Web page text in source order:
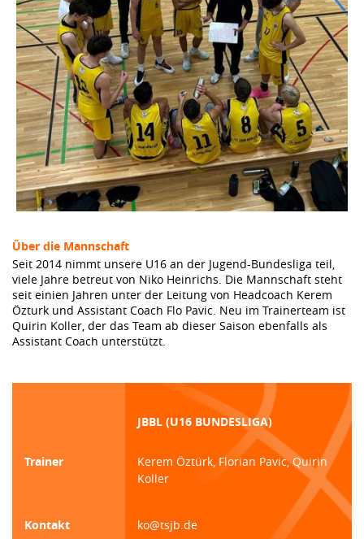
Über die Mannschaft
Seit 2014 nimmt unsere U16 an der Jugend-Bundesliga teil,
viele Jahre betreut von Niko Heinrichs. Die Mannschaft steht
seit einien Jahren unter der Leitung von Headcoach Kerem
Özturk und Assistant Coach Flo Pavic. Neu im Trainerteam ist
Quirin Koller, der das Team ab dieser Saison ebenfalls als
Assistant Coach unterstützt.
JBBL (U16 BUNDESLIGA)
Trainer
Kerem Öztürk, Florian Pavic, Quirin
Koller
Kontakt ko@tsjb.de